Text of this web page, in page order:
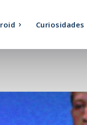
Curiosidades